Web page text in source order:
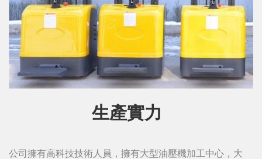
生產實力
公司擁有高科技技術人員，擁有大型油壓機加工中心，大